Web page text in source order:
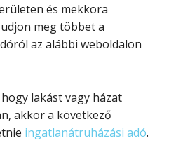
és mekkora
meg többet a
az alábbi weboldalon
lakást vagy házat
akkor a következő
ingatlanátruházási adó.